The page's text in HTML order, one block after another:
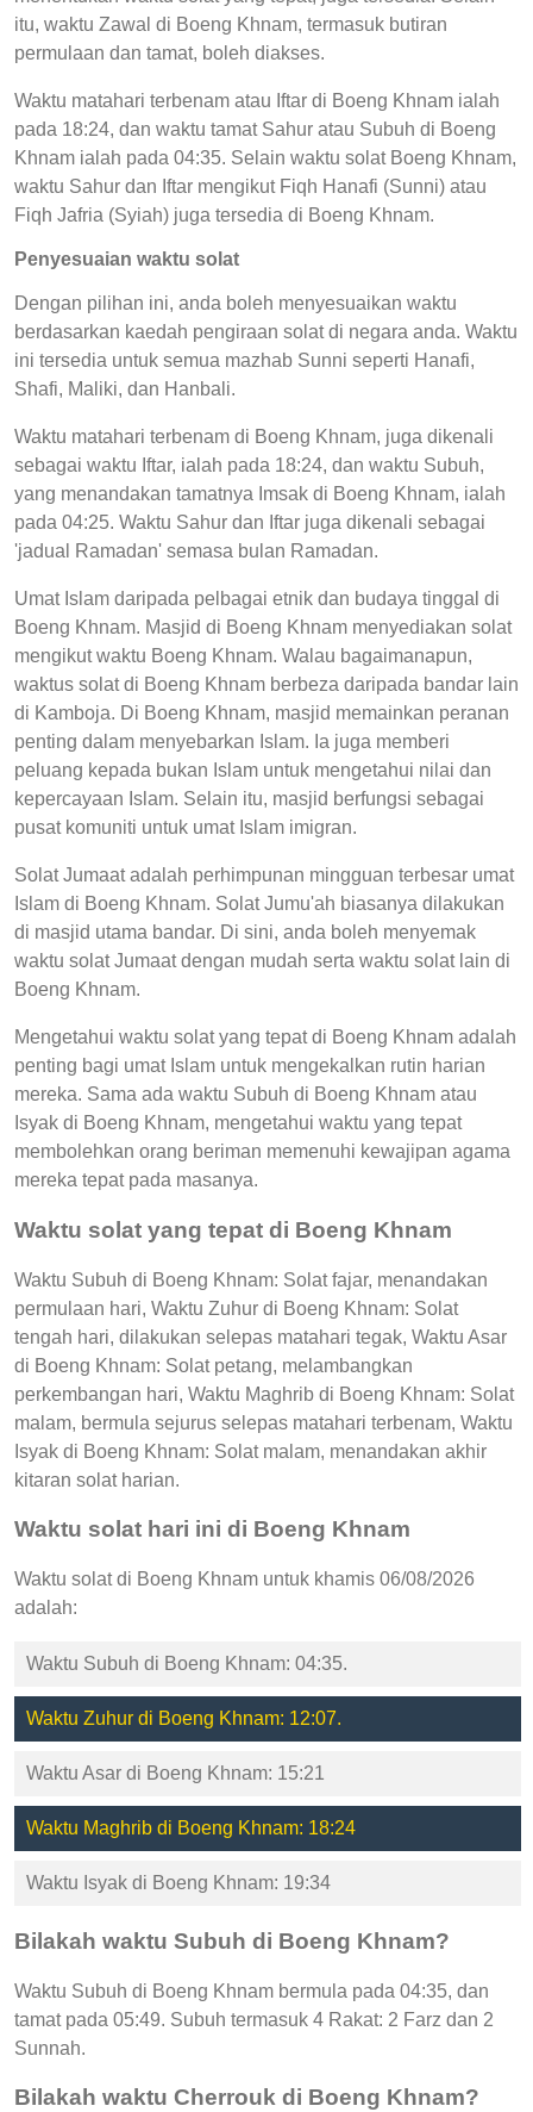
itu, waktu Zawal di Boeng Khnam, termasuk butiran
permulaan dan tamat, boleh diakses.
Waktu matahari terbenam atau Iftar di Boeng Khnam ialah
pada 18:24, dan waktu tamat Sahur atau Subuh di Boeng
Khnam ialah pada 04:35. Selain waktu solat Boeng Khnam,
waktu Sahur dan Iftar mengikut Fiqh Hanafi (Sunni) atau
Fiqh Jafria (Syiah) juga tersedia di Boeng Khnam.
Penyesuaian waktu solat
Dengan pilihan ini, anda boleh menyesuaikan waktu
berdasarkan kaedah pengiraan solat di negara anda. Waktu
ini tersedia untuk semua mazhab Sunni seperti Hanafi,
Shafi, Maliki, dan Hanbali.
Waktu matahari terbenam di Boeng Khnam, juga dikenali
sebagai waktu Iftar, ialah pada 18:24, dan waktu Subuh,
yang menandakan tamatnya Imsak di Boeng Khnam, ialah
pada 04:25. Waktu Sahur dan Iftar juga dikenali sebagai
'jadual Ramadan' semasa bulan Ramadan.
Umat Islam daripada pelbagai etnik dan budaya tinggal di
Boeng Khnam. Masjid di Boeng Khnam menyediakan solat
mengikut waktu Boeng Khnam. Walau bagaimanapun,
waktus solat di Boeng Khnam berbeza daripada bandar lain
di Kamboja. Di Boeng Khnam, masjid memainkan peranan
penting dalam menyebarkan Islam. Ia juga memberi
peluang kepada bukan Islam untuk mengetahui nilai dan
kepercayaan Islam. Selain itu, masjid berfungsi sebagai
pusat komuniti untuk umat Islam imigran.
Solat Jumaat adalah perhimpunan mingguan terbesar umat
Islam di Boeng Khnam. Solat Jumu'ah biasanya dilakukan
di masjid utama bandar. Di sini, anda boleh menyemak
waktu solat Jumaat dengan mudah serta waktu solat lain di
Boeng Khnam.
Mengetahui waktu solat yang tepat di Boeng Khnam adalah
penting bagi umat Islam untuk mengekalkan rutin harian
mereka. Sama ada waktu Subuh di Boeng Khnam atau
Isyak di Boeng Khnam, mengetahui waktu yang tepat
membolehkan orang beriman memenuhi kewajipan agama
mereka tepat pada masanya.
Waktu solat yang tepat di Boeng Khnam
Waktu Subuh di Boeng Khnam: Solat fajar, menandakan
permulaan hari, Waktu Zuhur di Boeng Khnam: Solat
tengah hari, dilakukan selepas matahari tegak, Waktu Asar
di Boeng Khnam: Solat petang, melambangkan
perkembangan hari, Waktu Maghrib di Boeng Khnam: Solat
malam, bermula sejurus selepas matahari terbenam, Waktu
Isyak di Boeng Khnam: Solat malam, menandakan akhir
kitaran solat harian.
Waktu solat hari ini di Boeng Khnam
Waktu solat di Boeng Khnam untuk khamis 06/08/2026
adalah:
Waktu Subuh di Boeng Khnam: 04:35.
Waktu Zuhur di Boeng Khnam: 12:07.
Waktu Asar di Boeng Khnam: 15:21
Waktu Maghrib di Boeng Khnam: 18:24
Waktu Isyak di Boeng Khnam: 19:34
Bilakah waktu Subuh di Boeng Khnam?
Waktu Subuh di Boeng Khnam bermula pada 04:35, dan
tamat pada 05:49. Subuh termasuk 4 Rakat: 2 Farz dan 2
Sunnah.
Bilakah waktu Cherrouk di Boeng Khnam?